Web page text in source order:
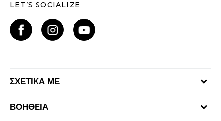
LET’S SOCIALIZE
ΣΧΕΤΙΚΑ ΜΕ
ΒΟΗΘΕΙΑ